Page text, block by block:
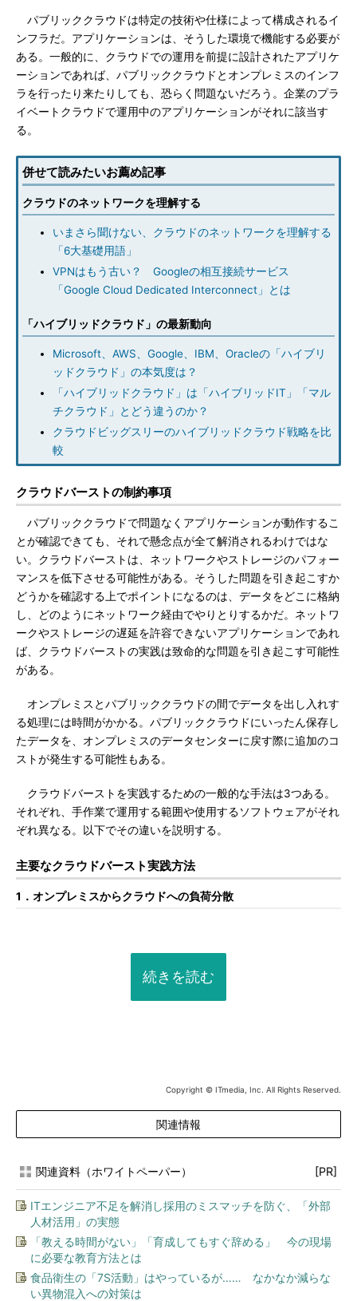
パブリッククラウドは特定の技術や仕様によって構成されるイ
ンフラだ。アプリケーションは、そうした環境で機能する必要が
ある。一般的に、クラウドでの運用を前提に設計されたアプリケ
ーションであれば、パブリッククラウドとオンプレミスのインフ
ラを行ったり来たりしても、恐らく問題ないだろう。企業のプラ
イベートクラウドで運用中のアプリケーションがそれに該当す
る。
併せて読みたいお薦め記事
クラウドのネットワークを理解する
いまさら聞けない、クラウドのネットワークを理解する
「6大基礎用語」
VPNはもう古い？ Googleの相互接続サービス
「Google Cloud Dedicated Interconnect」とは
「ハイブリッドクラウド」の最新動向
Microsoft、AWS、Google、IBM、Oracleの「ハイブリ
ッドクラウド」の本気度は？
「ハイブリッドクラウド」は「ハイブリッドIT」「マル
チクラウド」とどう違うのか？
クラウドビッグスリーのハイブリッドクラウド戦略を比
較
クラウドバーストの制約事項
パブリッククラウドで問題なくアプリケーションが動作するこ
とが確認できても、それで懸念点が全て解消されるわけではな
い。クラウドバーストは、ネットワークやストレージのパフォー
マンスを低下させる可能性がある。そうした問題を引き起こすか
どうかを確認する上でポイントになるのは、データをどこに格納
し、どのようにネットワーク経由でやりとりするかだ。ネットワ
ークやストレージの遅延を許容できないアプリケーションであれ
ば、クラウドバーストの実践は致命的な問題を引き起こす可能性
がある。
オンプレミスとパブリッククラウドの間でデータを出し入れす
る処理には時間がかかる。パブリッククラウドにいったん保存し
たデータを、オンプレミスのデータセンターに戻す際に追加のコ
ストが発生する可能性もある。
クラウドバーストを実践するための一般的な手法は3つある。
それぞれ、手作業で運用する範囲や使用するソフトウェアがそれ
ぞれ異なる。以下でその違いを説明する。
主要なクラウドバースト実践方法
1．オンプレミスからクラウドへの負荷分散
続きを読む
Copyright © ITmedia, Inc. All Rights Reserved.
関連情報
関連資料（ホワイトペーパー） [PR]
ITエンジニア不足を解消し採用のミスマッチを防ぐ、「外部
人材活用」の実態
「教える時間がない」「育成してもすぐ辞める」 今の現場
に必要な教育方法とは
食品衛生の「7S活動」はやっているが…… なかなか減らな
い異物混入への対策は